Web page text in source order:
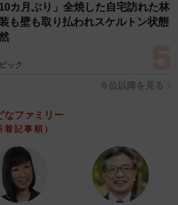
10カ月ぶり」全焼した自宅訪れた林
も壁も取り払われスケルトン状態
ック
６位以降を見る
なファミリー
着記事順）